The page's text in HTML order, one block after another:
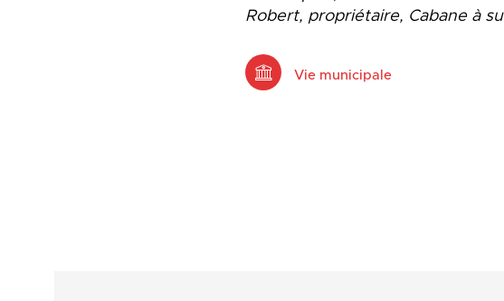
Robert, propriétaire, Cabane à
Vie municipale